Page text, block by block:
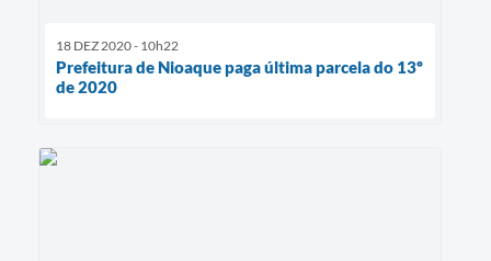
18 DEZ 2020 - 10h22
Prefeitura de Nioaque paga última parcela do 13º
de 2020